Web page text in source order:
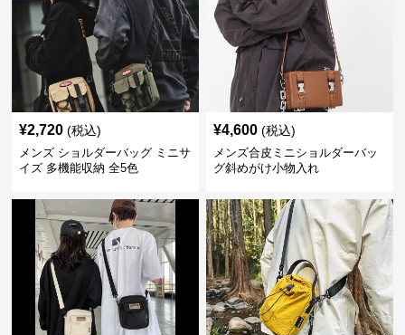
¥2,720 (税込)
メンズ ショルダーバッグ ミニサ
イズ 多機能収納 全5色
¥4,600 (税込)
メンズ合皮ミニショルダーバッ
グ斜めがけ小物入れ